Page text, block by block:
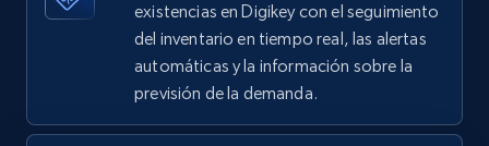
price, Final price, Discount percent, and more.
668+ Comenzar ahora
existencias en Digikey con el seguimiento
del inventario en tiempo real, las alertas
automáticas y la información sobre la
previsión de la demanda.